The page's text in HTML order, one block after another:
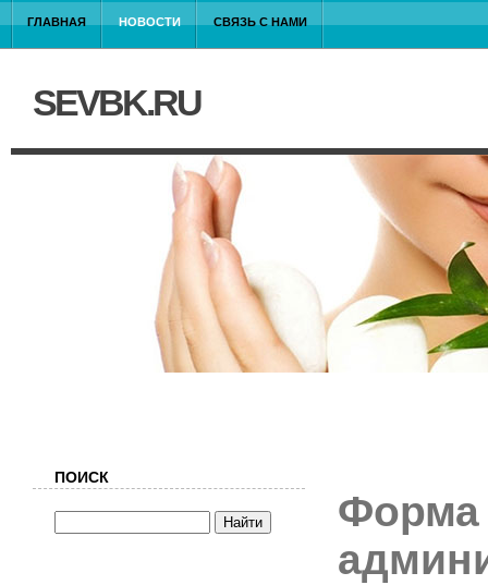
ГЛАВНАЯ НОВОСТИ СВЯЗЬ С НАМИ
SEVBK.RU
Форма
ПОИСК